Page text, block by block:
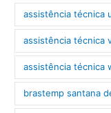
assistência técnica
assistência técnica
assistência técnica
brastemp santana